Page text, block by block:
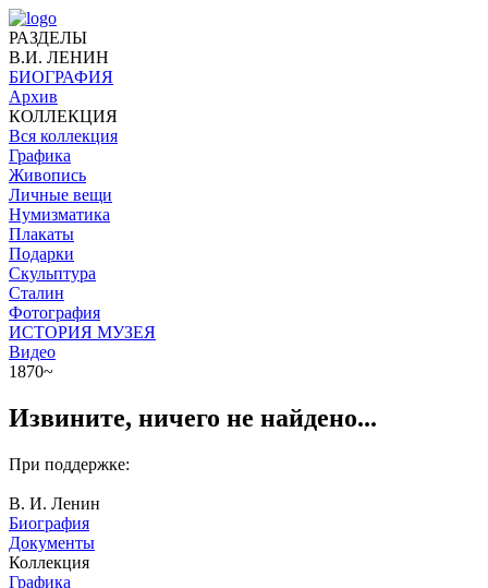
РАЗДЕЛЫ
В.И. ЛЕНИН
БИОГРАФИЯ
Архив
КОЛЛЕКЦИЯ
Вся коллекция
Графика
Живопись
Личные вещи
Нумизматика
Плакаты
Подарки
Скульптура
Сталин
Фотография
ИСТОРИЯ МУЗЕЯ
Видео
1870~
Извините, ничего не найдено...
При поддержке:
В. И. Ленин
Биография
Документы
Коллекция
Графика